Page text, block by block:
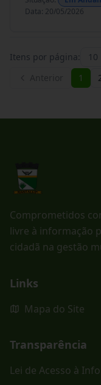
Data: 20/05/2026
Itens por página: 10
1
Comprometidos
livre à informação
cidadã na gestão
Links
Mapa do Site
Transparência
Lei de Acesso à